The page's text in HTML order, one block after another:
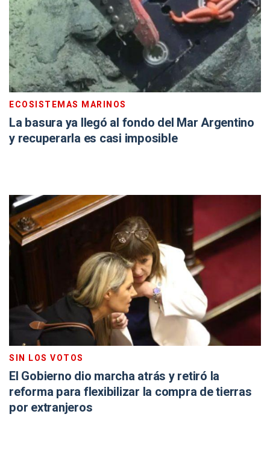
ECOSISTEMAS MARINOS
La basura ya llegó al fondo del Mar Argentino
y recuperarla es casi imposible
SIN LOS VOTOS
El Gobierno dio marcha atrás y retiró la
reforma para flexibilizar la compra de tierras
por extranjeros